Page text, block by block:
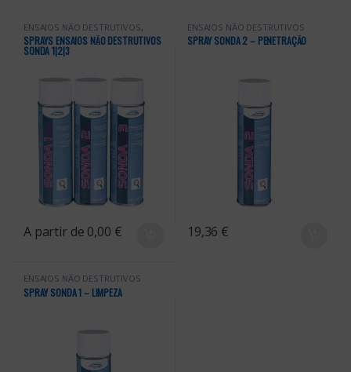
ENSAIOS NÃO DESTRUTIVOS,
Químicos
SPRAYS ENSAIOS NÃO DESTRUTIVOS
SONDA 1|2|3
A partir de 0,00 €
ENSAIOS NÃO DESTRUTIVOS
SPRAY SONDA 2 – PENETRAÇÃO
19,36 €
ENSAIOS NÃO DESTRUTIVOS
SPRAY SONDA 1 – LIMPEZA